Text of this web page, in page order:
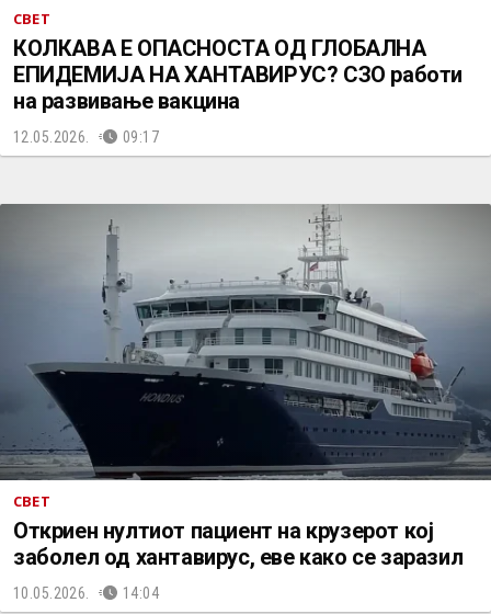
СВЕТ
КОЛКАВА Е ОПАСНОСТА ОД ГЛОБАЛНА
ЕПИДЕМИЈА НА ХАНТАВИРУС? СЗО работи
на развивање вакцина
12.05.2026. 09:17
СВЕТ
Откриен нултиот пациент на крузерот кој
заболел од хантавирус, еве како се заразил
10.05.2026. 14:04